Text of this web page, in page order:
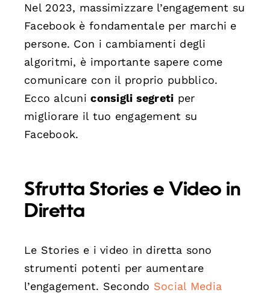
Nel 2023, massimizzare l’engagement su
Facebook è fondamentale per marchi e
persone. Con i cambiamenti degli
algoritmi, è importante sapere come
comunicare con il proprio pubblico.
Ecco alcuniconsigli segreti per
migliorare il tuo engagement su
Facebook.
Sfrutta Stories e Video in
Diretta
Le Stories e i video in diretta sono
strumenti potenti per aumentare
l’engagement. Secondo Social Media